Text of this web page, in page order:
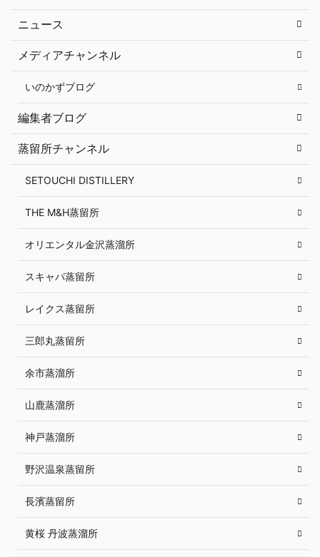
ニュース
メディアチャンネル
いのかずブログ
編集者ブログ
蒸留所チャンネル
SETOUCHI DISTILLERY
THE M&H蒸留所
オリエンタル金沢蒸溜所
スキャパ蒸留所
レイクス蒸留所
三郎丸蒸留所
余市蒸溜所
山鹿蒸溜所
神戸蒸溜所
野沢温泉蒸留所
長濱蒸留所
黄桜 丹波蒸溜所